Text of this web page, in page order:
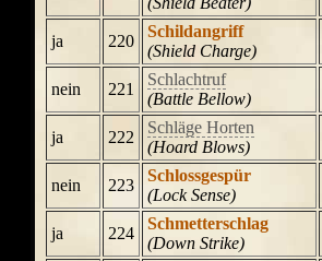
ja 220
Schildangriff
(Shield Charge)
nein 221
Schlachtruf
(Battle Bellow)
ja 222
Schläge Horten
(Hoard Blows)
nein 223
Schlossgespür
(Lock Sense)
ja 224
Schmetterschlag
(Down Strike)